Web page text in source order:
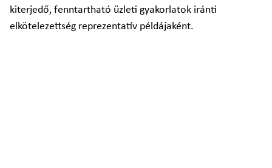
kiterjedő, fenntartható üzleti gyakorlatok iránti
elkötelezettség reprezentatív példájaként.